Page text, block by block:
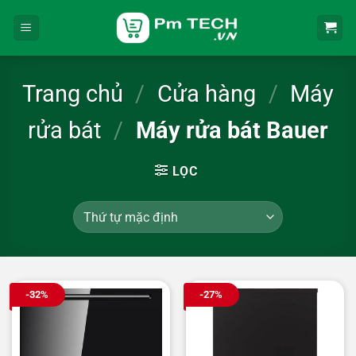
Trang chủ / Cửa hàng / Máy
rửa bát / Máy rửa bát Bauer
LỌC
-32% -27%